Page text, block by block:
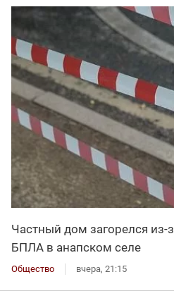
Частный дом загорелся из-
БПЛА в анапском селе
Общество вчера, 21:15